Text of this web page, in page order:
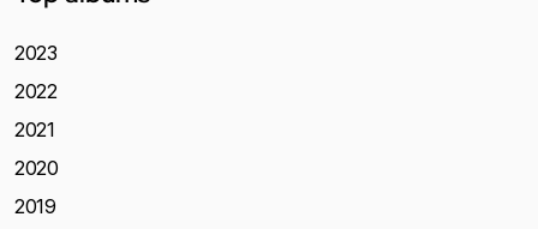
2023
2022
2021
2020
2019